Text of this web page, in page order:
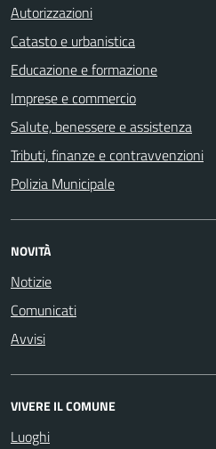
Autorizzazioni
Catasto e urbanistica
Educazione e formazione
Imprese e commercio
Salute, benessere e assistenza
Tributi, finanze e contravvenzioni
Polizia Municipale
NOVITÀ
Notizie
Comunicati
Avvisi
VIVERE IL COMUNE
Luoghi